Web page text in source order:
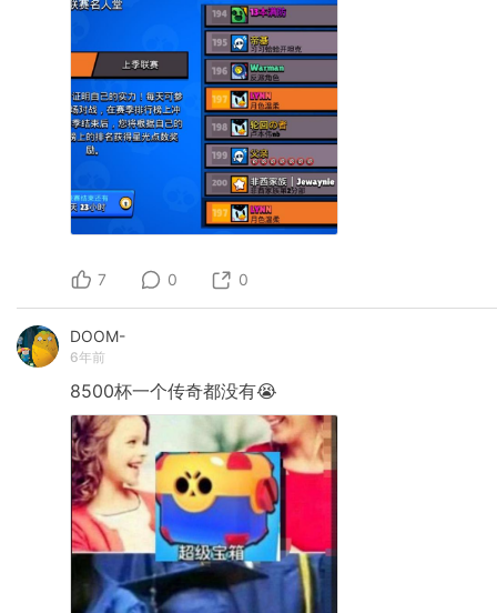
7 0 0
DOOM-
6年前
8500杯一个传奇都没有😭